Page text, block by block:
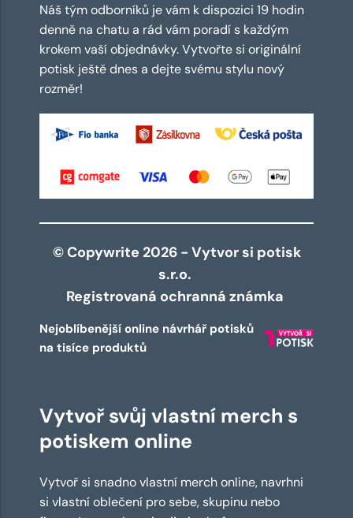
Náš tým odborníků je vám k dispozici 19 hodin
denně na chatu a rád vám poradí s každým
krokem vaší objednávky. Vytvořte si originální
potisk ještě dnes a dejte svému stylu nový
rozměr!
© Copywrite 2026 - Vytvor si potisk
s.r.o.
Registrovaná ochranná známka
Nejoblíbenější online návrhář potisků
na tisíce produktů
Vytvoř svůj vlastní merch s
potiskem online
Vytvoř si snadno vlastní merch online, navrhni
si vlastní oblečení pro sebe, skupinu nebo